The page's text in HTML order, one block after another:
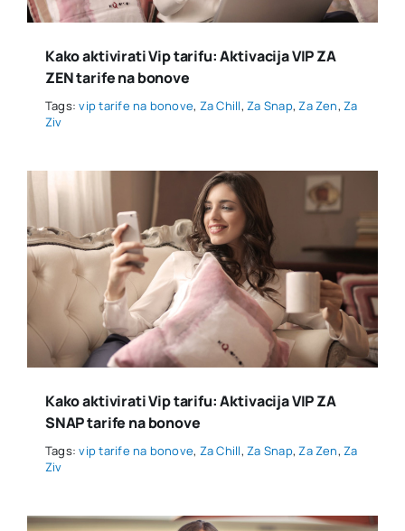
Kako aktivirati Vip tarifu: Aktivacija VIP ZA
ZEN tarife na bonove
Tags:vip tarife na bonove, Za Chill,Za Snap,Za Zen,Za
Ziv
Kako aktivirati Vip tarifu: Aktivacija VIP ZA
SNAP tarife na bonove
Tags:vip tarife na bonove, Za Chill,Za Snap,Za Zen,Za
Ziv